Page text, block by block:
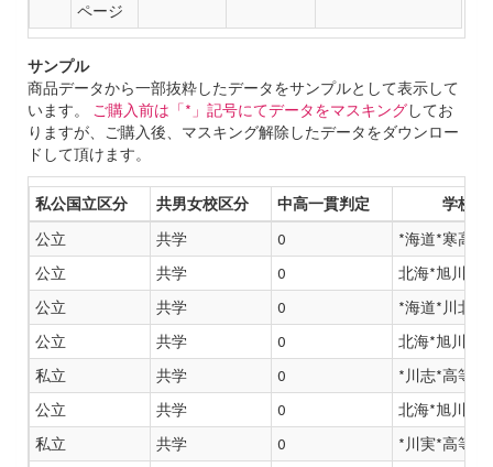
ページ
サンプル
商品データから一部抜粋したデータをサンプルとして表示して
います。 ご購入前は「*」記号にてデータをマスキングしてお
りますが、ご購入後、マスキング解除したデータをダウンロー
ドして頂けます。
私公国立区分 共男女校区分 中高一貫判定
学校名
公立
共学 0
*海道*寒高*
公立
共学 0
北海*旭川*嶺
公立
共学 0
*海道*川北*
公立
共学 0
北海*旭川*業
私立
共学 0
*川志*高等学
公立
共学 0
北海*旭川*業
私立
共学 0
*川実*高等学